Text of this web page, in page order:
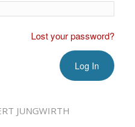
Lost your password?
JUNGWIRTH